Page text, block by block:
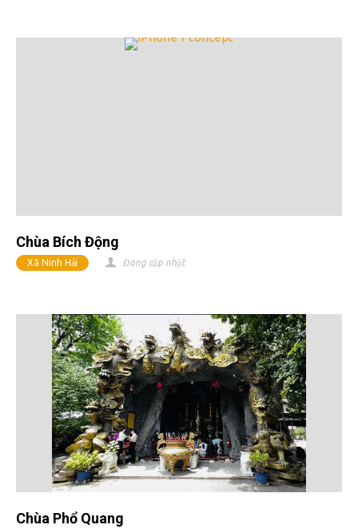
Chùa Bích Động
Xã Ninh Hải Đang cập nhật
Chùa Phổ Quang